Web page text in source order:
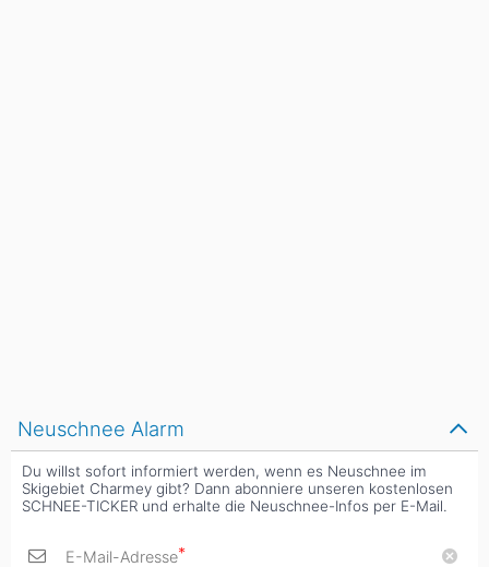
Neuschnee Alarm
Du willst sofort informiert werden, wenn es Neuschnee im
Skigebiet Charmey gibt? Dann abonniere unseren kostenlosen
SCHNEE-TICKER und erhalte die Neuschnee-Infos per E-Mail.
E-Mail-Adresse*